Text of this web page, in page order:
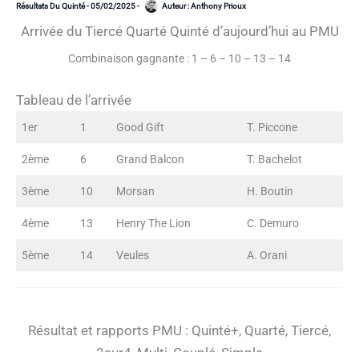
Résultats Du Quinté-05/02/2025- Auteur :Anthony Prioux
Arrivée du Tiercé Quarté Quinté d’aujourd’hui au PMU
Combinaison gagnante : 1 – 6 – 10 – 13 – 14
Tableau de l’arrivée
1er 1 Good Gift T. Piccone
2ème 6 Grand Balcon T. Bachelot
3ème 10 Morsan H. Boutin
4ème 13 Henry The Lion C. Demuro
5ème 14 Veules A. Orani
Résultat et rapports PMU : Quinté+, Quarté, Tiercé,